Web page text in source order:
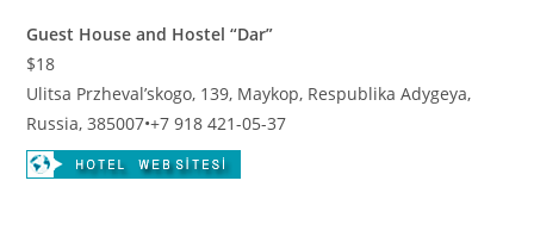
Guest House and Hostel “Dar”
$18
Ulitsa Przheval’skogo, 139, Maykop, Respublika Adygeya,
Russia, 385007•+7 918 421-05-37